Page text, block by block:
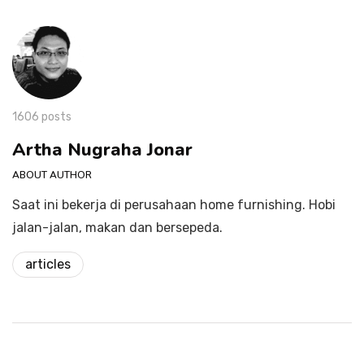
1606 posts
Artha Nugraha Jonar
ABOUT AUTHOR
Saat ini bekerja di perusahaan home furnishing. Hobi
jalan-jalan, makan dan bersepeda.
articles